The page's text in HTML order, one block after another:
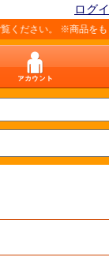
ログ
※商品をもう一度見